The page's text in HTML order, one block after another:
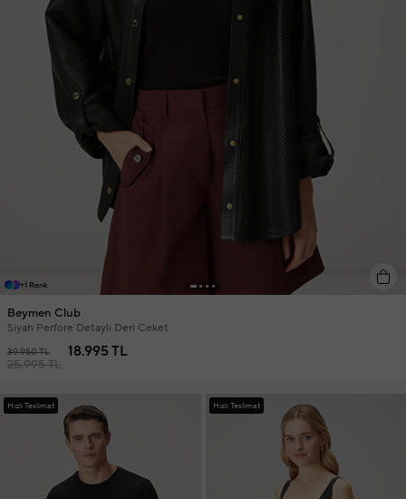
+1 Renk
Beymen Club
Siyah Perfore Detaylı Deri Ceket
39.950 TL
25.995 TL
18.995 TL
Hızlı Teslimat Hızlı Teslimat